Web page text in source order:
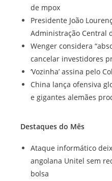
de mpox
Presidente João
Administração Central
Wenger considera
cancelar investidores
‘Vozinha’ assina pelo
China lança ofensiva
e gigantes alemães
Destaques do Mês
Ataque informático
angolana Unitel sem
bolsa